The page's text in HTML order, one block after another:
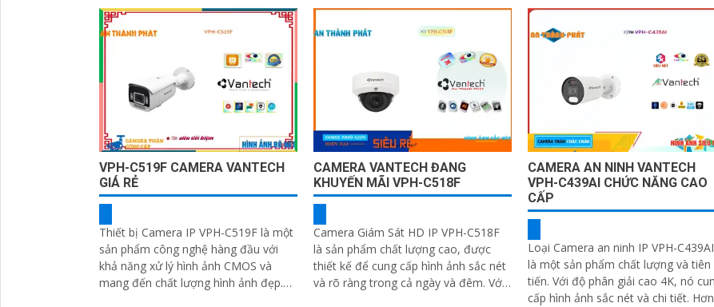
trường...
VPH-C519F CAMERA VANTECH
GIÁ RẺ
Thiết bị Camera IP VPH-C519F là một
sản phẩm công nghệ hàng đầu với
khả năng xử lý hình ảnh CMOS và
mang đến chất lượng hình ảnh đẹp.
CAMERA VANTECH ĐANG
KHUYẾN MÃI VPH-C518F
Camera Giám Sát HD IP VPH-C518F
là sản phẩm chất lượng cao, được
thiết kế để cung cấp hình ảnh sắc nét
và rõ ràng trong cả ngày và đêm. Với
CAMERA AN NINH VANTECH
VPH-C439AI CHỨC NĂNG CAO
CẤP
Loại Camera an ninh IP VPH-C439AI
là một sản phẩm chất lượng và tiên
tiến. Với độ phân giải cao 4K, nó cung
cấp hình ảnh sắc nét và chi tiết. Hơn